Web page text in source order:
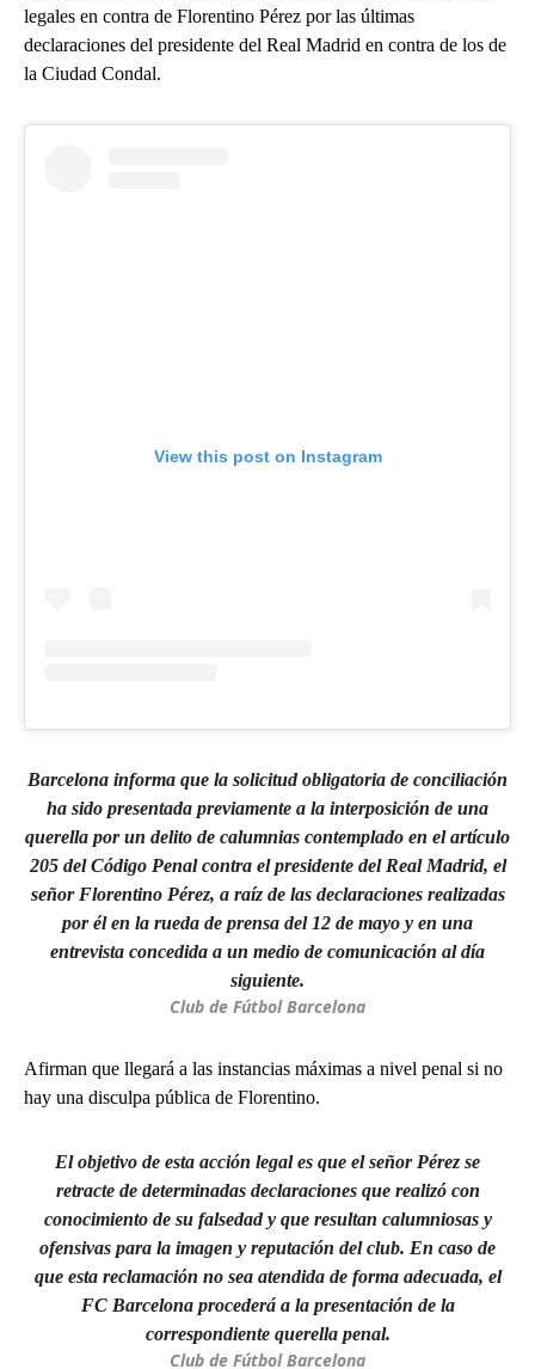
legales en contra de Florentino Pérez por las últimas
declaraciones del presidente del Real Madrid en contra de los de
la Ciudad Condal.
View this post on Instagram
Barcelona informa que la solicitud obligatoria de conciliación
ha sido presentada previamente a la interposición de una
querella por un delito de calumnias contemplado en el artículo
205 del Código Penal contra el presidente del Real Madrid, el
señor Florentino Pérez, a raíz de las declaraciones realizadas
por él en la rueda de prensa del 12 de mayo y en una
entrevista concedida a un medio de comunicación al día
siguiente.
Club de Fútbol Barcelona
Afirman que llegará a las instancias máximas a nivel penal si no
hay una disculpa pública de Florentino.
El objetivo de esta acción legal es que el señor Pérez se
retracte de determinadas declaraciones que realizó con
conocimiento de su falsedad y que resultan calumniosas y
ofensivas para la imagen y reputación del club. En caso de
que esta reclamación no sea atendida de forma adecuada, el
FC Barcelona procederá a la presentación de la
correspondiente querella penal.
Club de Fútbol Barcelona